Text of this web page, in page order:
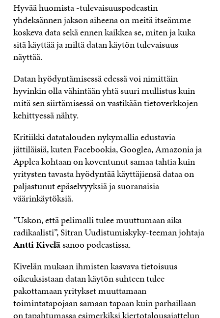
Hyvää huomista -tulevaisuuspodcastin
yhdeksännen jakson aiheena on meitä itseämme
koskeva data sekä ennen kaikkea se, miten ja kuka
sitä käyttää ja miltä datan käytön tulevaisuus
näyttää.
Datan hyödyntämisessä edessä voi nimittäin
hyvinkin olla vähintään yhtä suuri mullistus kuin
mitä sen siirtämisessä on vastikään tietoverkkojen
kehittyessä nähty.
Kritiikki datatalouden nykymallia edustavia
jättiläisiä, kuten Facebookia, Googlea, Amazonia ja
Applea kohtaan on koventunut samaa tahtia kuin
yritysten tavasta hyödyntää käyttäjiensä dataa on
paljastunut epäselvyyksiä ja suoranaisia
väärinkäytöksiä.
”Uskon, että pelimalli tulee muuttumaan aika
radikaalisti”, Sitran Uudistumiskyky-teeman johtaja
Antti Kiveläsanoo podcastissa.
Kivelän mukaan ihmisten kasvava tietoisuus
oikeuksistaan datan käytön suhteen tulee
pakottamaan yritykset muuttamaan
toimintatapojaan samaan tapaan kuin parhaillaan
on tapahtumassa esimerkiksi kiertotalousajattelun